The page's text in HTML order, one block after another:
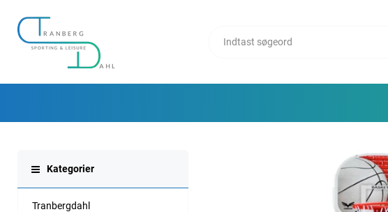
Kategorier
Tranbergdahl